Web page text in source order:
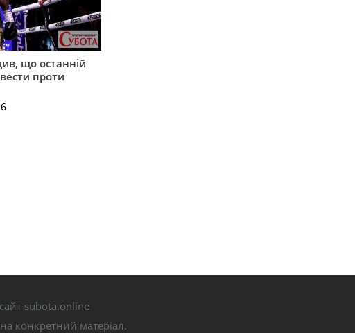
що останній
проти
subota.online
конкретний матеріал.